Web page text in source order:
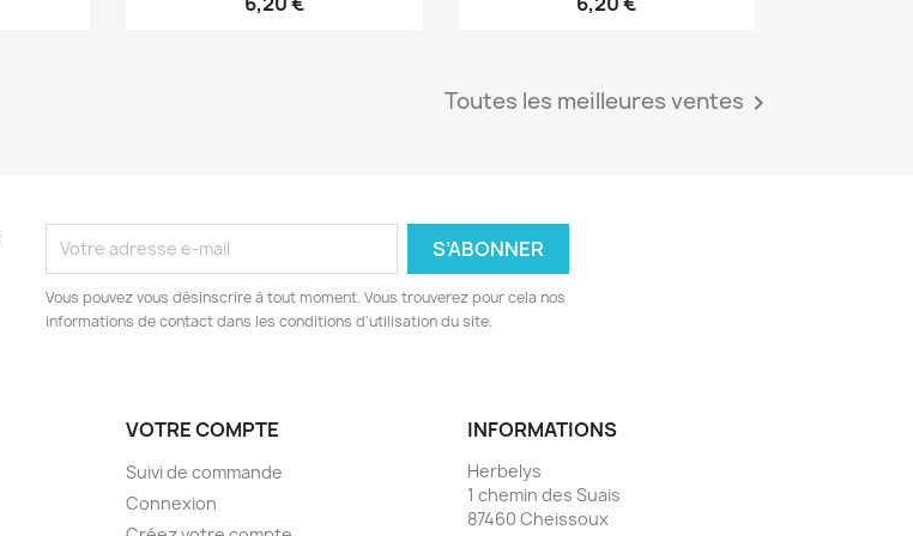
Toutes les meilleures ventes 
Vous pouvez vous désinscrire à tout moment. Vous trouverez pour cela nos
informations de contact dans les conditions d'utilisation du site.
VOTRE COMPTE
Suivi de commande
Connexion
INFORMATIONS
Herbelys
1 chemin des Suais
87460 Cheissoux